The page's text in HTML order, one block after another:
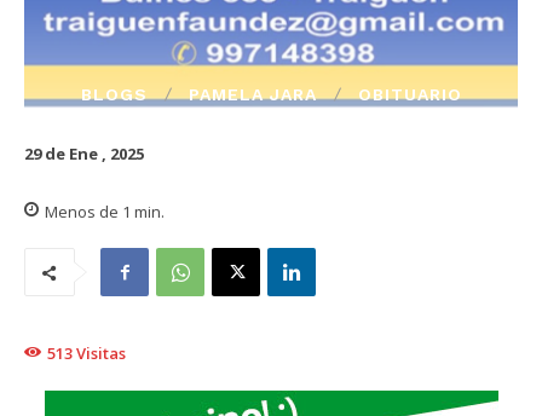
BLOGS PAMELA JARA OBITUARIO
29 de Ene , 2025
Menos de 1 min.
513Visitas